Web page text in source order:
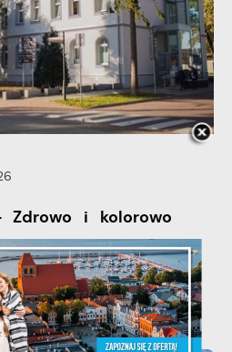
i kolorowo